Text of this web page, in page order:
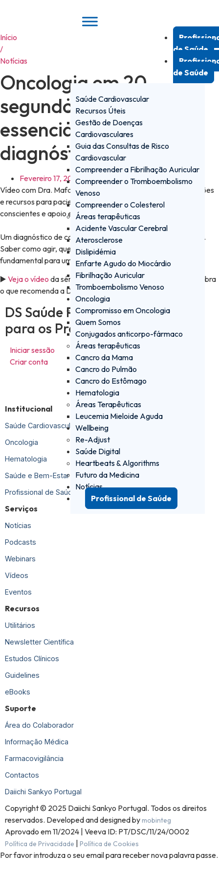
conteúdo
de Saúde
de Saúde
Saúde Cardiovascular
Recursos Úteis
Gestão de Doenças
Cardiovasculares
Guia das Consultas de Risco
Cardiovascular
Compreender a Fibrilhação Auricular
Compreender o Tromboembolismo
Venoso
Compreender o Colesterol
Áreas terapêuticas
Acidente Vascular Cerebral
Aterosclerose
Dislipidémia
Enfarte Agudo do Miocárdio
Fibrilhação Auricular
Tromboembolismo Venoso
Oncologia
Compromisso em Oncologia
Quem Somos
Conjugados anticorpo-fármaco
Áreas terapêuticas
Cancro da Mama
Cancro do Pulmão
Cancro do Estômago
Hematologia
Áreas Terapêuticas
Leucemia Mieloide Aguda
Wellbeing
Re-Adjust
Saúde Digital
Heartbeats & Algorithms
Futuro da Medicina
Notícias
Profissional de Saúde
Início
/
Notícias
Oncologia em 20
segundos: orientações
essenciais após
diagnóstico de cancro
Fevereiro 17, 2026
Vídeo com Dra. Mafalda Casanova explica passos, informações
e recursos para pacientes com cancro, promovendo decisões
conscientes e apoio estruturado.
Um diagnóstico de cancro levanta muitas dúvidas e emoções.
Saber como agir, que passos seguir e onde procurar apoio é
fundamental para uma abordagem informada e estruturada.
▶️ Veja o vídeo da série “Oncologia em 20 segundos” e descubra
o que recomenda a Dra. Mafalda Casanova.
DS Saúde PRO - a plataforma
para os Profissionais de Saúde
Iniciar sessão
Criar conta
Institucional
Saúde Cardiovascular
Oncologia
Hematologia
Saúde e Bem-Estar
Profissional de Saúde
Serviços
Notícias
Podcasts
Webinars
Vídeos
Eventos
Recursos
Utilitários
Newsletter Científica
Estudos Clínicos
Guidelines
eBooks
Suporte
Área do Colaborador
Informação Médica
Farmacovigilância
Contactos
Daiichi Sankyo Portugal
Copyright © 2025 Daiichi Sankyo Portugal. Todos os direitos
reservados. Developed and designed bymobinteg
Aprovado em 11/2024 | Veeva ID: PT/DSC/11/24/0002
Política de Privacidade | Política de Cookies
Por favor introduza o seu email para receber nova palavra passe.